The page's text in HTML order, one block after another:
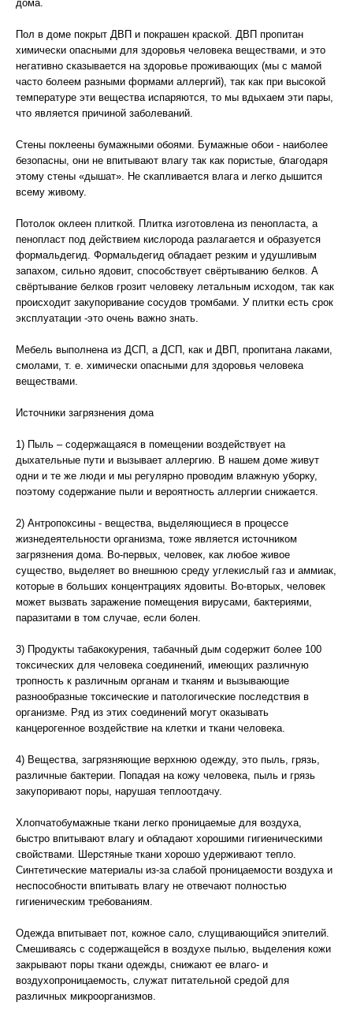
дома.
Пол в доме покрыт ДВП и покрашен краской. ДВП пропитан
химически опасными для здоровья человека веществами, и это
негативно сказывается на здоровье проживающих (мы с мамой
часто болеем разными формами аллергий), так как при высокой
температуре эти вещества испаряются, то мы вдыхаем эти пары,
что является причиной заболеваний.
Стены поклеены бумажными обоями. Бумажные обои - наиболее
безопасны, они не впитывают влагу так как пористые, благодаря
этому стены «дышат». Не скапливается влага и легко дышится
всему живому.
Потолок оклеен плиткой. Плитка изготовлена из пенопласта, а
пенопласт под действием кислорода разлагается и образуется
формальдегид. Формальдегид обладает резким и удушливым
запахом, сильно ядовит, способствует свёртыванию белков. А
свёртывание белков грозит человеку летальным исходом, так как
происходит закупоривание сосудов тромбами. У плитки есть срок
эксплуатации -это очень важно знать.
Мебель выполнена из ДСП, а ДСП, как и ДВП, пропитана лаками,
смолами, т. е. химически опасными для здоровья человека
веществами.
Источники загрязнения дома
1) Пыль – содержащаяся в помещении воздействует на
дыхательные пути и вызывает аллергию. В нашем доме живут
одни и те же люди и мы регулярно проводим влажную уборку,
поэтому содержание пыли и вероятность аллергии снижается.
2) Антропоксины - вещества, выделяющиеся в процессе
жизнедеятельности организма, тоже является источником
загрязнения дома. Во-первых, человек, как любое живое
существо, выделяет во внешнюю среду углекислый газ и аммиак,
которые в больших концентрациях ядовиты. Во-вторых, человек
может вызвать заражение помещения вирусами, бактериями,
паразитами в том случае, если болен.
3) Продукты табакокурения, табачный дым содержит более 100
токсических для человека соединений, имеющих различную
тропность к различным органам и тканям и вызывающие
разнообразные токсические и патологические последствия в
организме. Ряд из этих соединений могут оказывать
канцерогенное воздействие на клетки и ткани человека.
4) Вещества, загрязняющие верхнюю одежду, это пыль, грязь,
различные бактерии. Попадая на кожу человека, пыль и грязь
закупоривают поры, нарушая теплоотдачу.
Хлопчатобумажные ткани легко проницаемые для воздуха,
быстро впитывают влагу и обладают хорошими гигиеническими
свойствами. Шерстяные ткани хорошо удерживают тепло.
Синтетические материалы из-за слабой проницаемости воздуха и
неспособности впитывать влагу не отвечают полностью
гигиеническим требованиям.
Одежда впитывает пот, кожное сало, слущивающийся эпителий.
Смешиваясь с содержащейся в воздухе пылью, выделения кожи
закрывают поры ткани одежды, снижают ее влаго- и
воздухопроницаемость, служат питательной средой для
различных микроорганизмов.